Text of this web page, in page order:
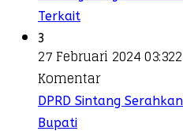
Terkait
3
27 Februari 2024 03:32
Komentar
DPRD Sintang
Bupati